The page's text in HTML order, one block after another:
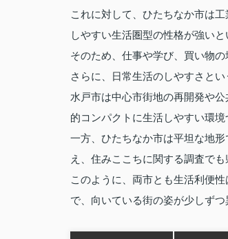
これに対して、ひたちなか市は
しやすい生活圏型の性格が強いと
そのため、仕事や学び、買い物
さらに、日常生活のしやすさと
水戸市は中心市街地の再開発や
的コンパクトに生活しやすい環境
一方、ひたちなか市は平坦な地
え、住みここちに関する調査で
このように、両市とも生活利便
で、向いている街の姿が少しずつ